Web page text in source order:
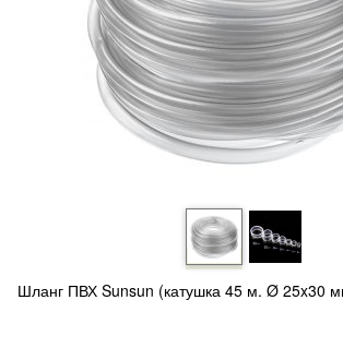
Шланг ПВХ Sunsun (катушка 45 м. Ø 25x30